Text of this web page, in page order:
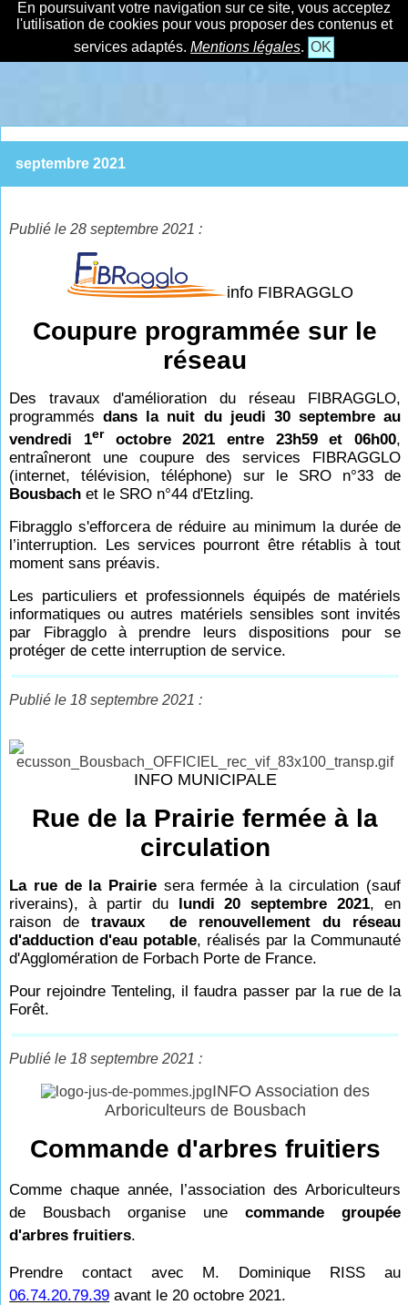
En poursuivant votre navigation sur ce site, vous acceptez
l'utilisation de cookies pour vous proposer des contenus et
services adaptés. Mentions légales. OK
septembre 2021
Publié le 28 septembre 2021 :
info FIBRAGGLO
Coupure programmée sur le
réseau
Des travaux d'amélioration du réseau FIBRAGGLO,
programmésdans la nuit du jeudi 30 septembre au
vendredi 1eroctobre 2021 entre 23h59 et 06h00,
entraîneront une coupure des services FIBRAGGLO
(internet, télévision, téléphone) sur le SRO n°33 de
Bousbach et le SRO n°44 d'Etzling.
Fibragglo s'efforcera de réduire au minimum la durée de
l’interruption. Les services pourront être rétablis à tout
moment sans préavis.
Les particuliers et professionnels équipés de matériels
informatiques ou autres matériels sensibles sont invités
par Fibragglo à prendre leurs dispositions pour se
protéger de cette interruption de service.
Publié le 18 septembre 2021 :
INFO MUNICIPALE
Rue de la Prairie fermée à la
circulation
La rue de la Prairiesera fermée à la circulation (sauf
riverains), à partir du lundi 20 septembre 2021, en
raison detravaux de renouvellement du réseau
d'adduction d'eau potable, réalisés par la Communauté
d'Agglomération de Forbach Porte de France.
Pour rejoindre Tenteling, il faudra passer par la rue de la
Forêt.
Publié le 18 septembre 2021 :
INFO Association des
Arboriculteurs de Bousbach
Commande d'arbres fruitiers
Comme chaque année, l’association des Arboriculteurs
de Bousbach organise une commande groupée
d'arbres fruitiers.
Prendre contact avec M. Dominique RISS au
06.74.20.79.39 avant le 20 octobre 2021.